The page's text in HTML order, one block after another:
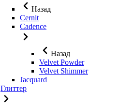
Назад
Cernit
Cadence
Назад
Velvet Powder
Velvet Shimmer
Jaсquard
Глиттер